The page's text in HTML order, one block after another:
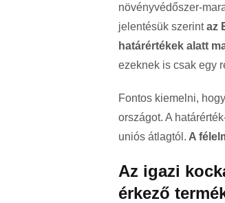
növényvédőszer-
jelentésük szerintaz
határértékek alatt
ezeknek is csak egy
Fontos kiemelni,
országot. A
uniós átlagtól. A
Az igazi
érkező